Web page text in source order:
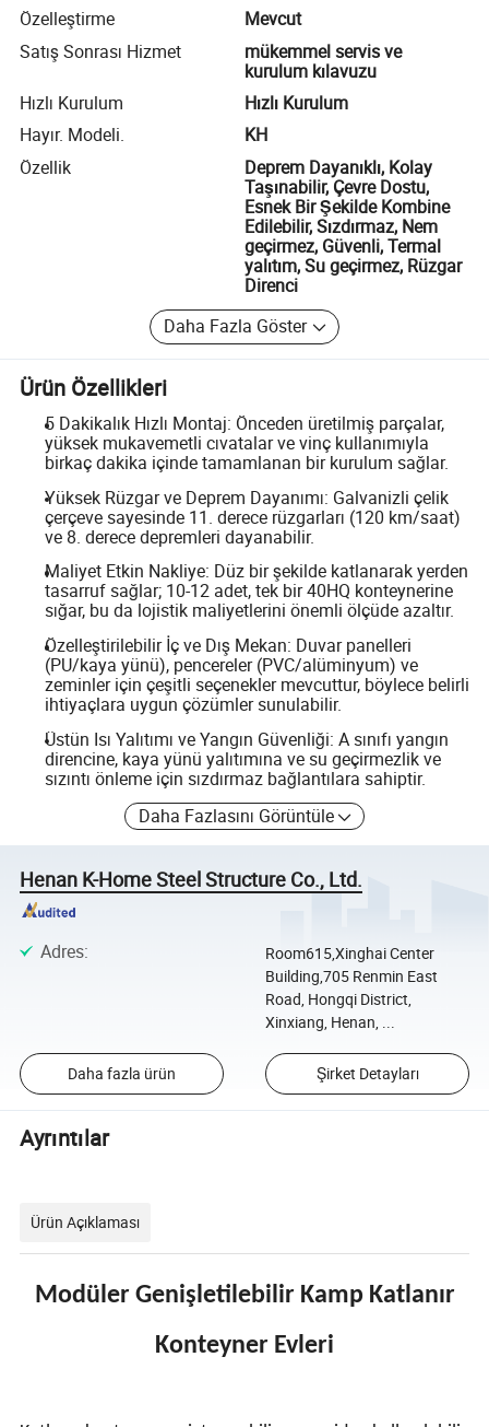
Özelleştirme
Mevcut
Satış Sonrası Hizmet
mükemmel servis ve
kurulum kılavuzu
Hızlı Kurulum
Hızlı Kurulum
Hayır. Modeli.
KH
Özellik
Deprem Dayanıklı, Kolay
Taşınabilir, Çevre Dostu,
Esnek Bir Şekilde Kombine
Edilebilir, Sızdırmaz, Nem
geçirmez, Güvenli, Termal
yalıtım, Su geçirmez, Rüzgar
Direnci
Daha Fazla Göster
Ürün Özellikleri
5 Dakikalık Hızlı Montaj: Önceden üretilmiş parçalar,
yüksek mukavemetli cıvatalar ve vinç kullanımıyla
birkaç dakika içinde tamamlanan bir kurulum sağlar.
Yüksek Rüzgar ve Deprem Dayanımı: Galvanizli çelik
çerçeve sayesinde 11. derece rüzgarları (120 km/saat)
ve 8. derece depremleri dayanabilir.
Maliyet Etkin Nakliye: Düz bir şekilde katlanarak yerden
tasarruf sağlar; 10-12 adet, tek bir 40HQ konteynerine
sığar, bu da lojistik maliyetlerini önemli ölçüde azaltır.
Özelleştirilebilir İç ve Dış Mekan: Duvar panelleri
(PU/kaya yünü), pencereler (PVC/alüminyum) ve
zeminler için çeşitli seçenekler mevcuttur, böylece belirli
ihtiyaçlara uygun çözümler sunulabilir.
Üstün Isı Yalıtımı ve Yangın Güvenliği: A sınıfı yangın
direncine, kaya yünü yalıtımına ve su geçirmezlik ve
sızıntı önleme için sızdırmaz bağlantılara sahiptir.
Daha Fazlasını Görüntüle
Henan K-Home Steel Structure Co., Ltd.
Adres:
Room615,Xinghai Center
Building,705 Renmin East
Road, Hongqi District,
Xinxiang, Henan, ...
Daha fazla ürün Şirket Detayları
Ayrıntılar
Ürün Açıklaması
Modüler Genişletilebilir Kamp Katlanır
Konteyner Evleri